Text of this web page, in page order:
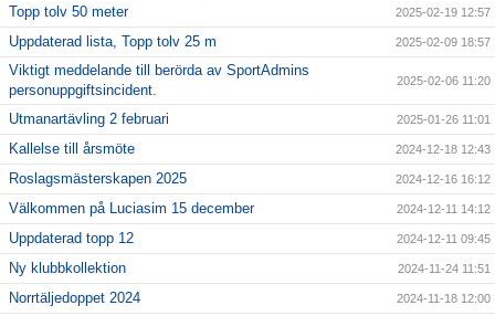
Topp tolv 50 meter 2025-02-19 12:57
Uppdaterad lista, Topp tolv 25 m 2025-02-09 18:57
Viktigt meddelande till berörda av SportAdmins
personuppgiftsincident.
2025-02-06 11:20
Utmanartävling 2 februari 2025-01-26 11:01
Kallelse till årsmöte 2024-12-18 12:43
Roslagsmästerskapen 2025 2024-12-16 16:12
Välkommen på Luciasim 15 december 2024-12-11 14:12
Uppdaterad topp 12 2024-12-11 09:45
Ny klubbkollektion 2024-11-24 11:51
Norrtäljedoppet 2024 2024-11-18 12:00